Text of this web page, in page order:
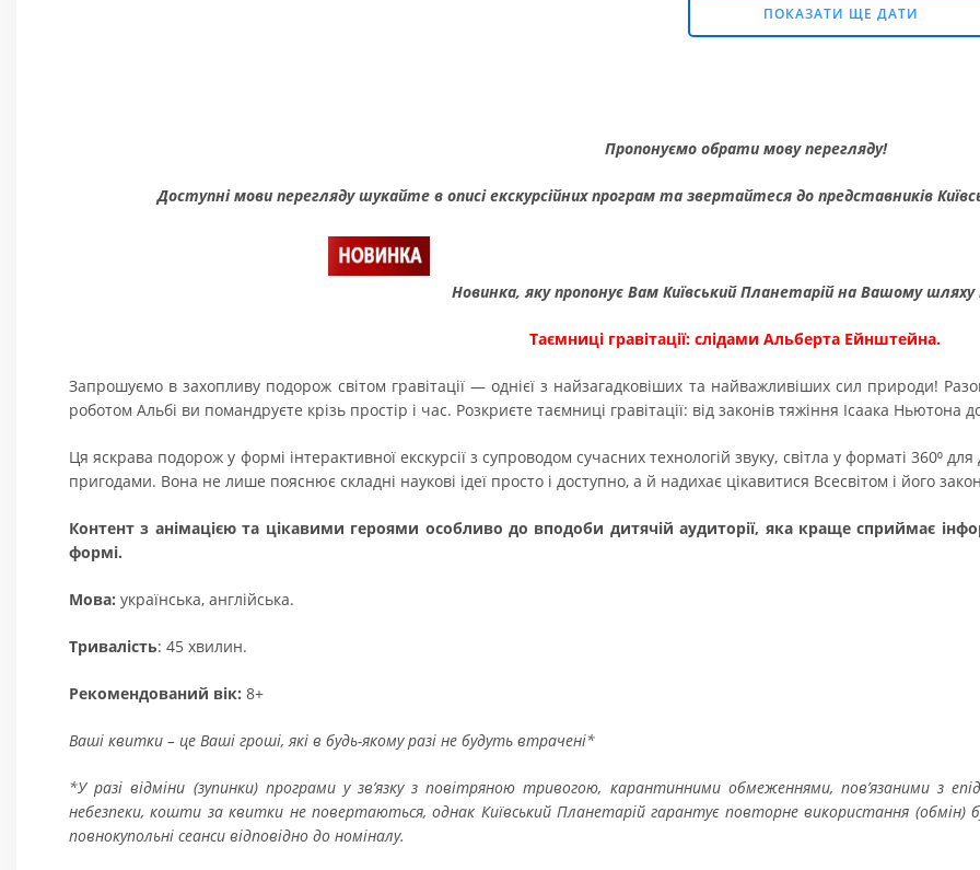
ПОКАЗАТИ ЩЕ ДАТИ
Пропонуємо обрати мову перегляду!
Доступні мови перегляду шукайте в описі екскурсійних програм та звертайтеся до представників
Новинка, яку пропонує Вам Київський Планетарій на Вашому шляху
Таємниці гравітації: слідами Альберта Ейнштейна.
Запрошуємо в захопливу подорож світом гравітації — однієї з найзагадковіших та найважливіших сил природи!
роботом Альбі ви помандруєте крізь простір і час. Розкриєте таємниці гравітації: від законів тяжіння Ісаака
Ця яскрава подорож у формі інтерактивної екскурсії з супроводом сучасних технологій звуку, світла у форматі 360⁰
пригодами. Вона не лише пояснює складні наукові ідеї просто і доступно, а й надихає цікавитися Всесвітом і його
Контент з анімацією та цікавими героями особливо до вподоби дитячій аудиторії, яка краще сприймає
формі.
Мова: українська, англійська.
Тривалість: 45 хвилин.
Рекомендований вік: 8+
Ваші квитки – це Ваші гроші, які в будь-якому разі не будуть втрачені*
*У разі відміни (зупинки) програми у зв’язку з повітряною тривогою, карантинними обмеженнями, пов’язаними з
небезпеки, кошти за квитки не повертаються, однак Київський Планетарій гарантує повторне використання (обмін)
повнокупольні сеанси відповідно до номіналу.